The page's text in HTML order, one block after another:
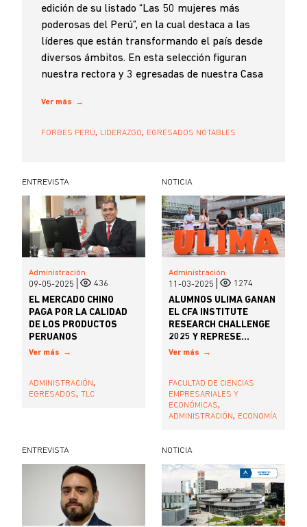
edición de su listado “Las 50 mujeres más
poderosas del Perú”, en la cual destaca a las
líderes que están transformando el país desde
diversos ámbitos. En esta selección figuran
nuestra rectora y 3 egresadas de nuestra Casa
Ver más
FORBES PERÚ, LIDERAZGO, EGRESADOS NOTABLES
ENTREVISTA
Administración
09-05-2025 436
EL MERCADO CHINO
PAGA POR LA CALIDAD
DE LOS PRODUCTOS
PERUANOS
Ver más
ADMINISTRACIÓN,
EGRESADOS, TLC
NOTICIA
Administración
11-03-2025 1274
ALUMNOS ULIMA GANAN
EL CFA INSTITUTE
RESEARCH CHALLENGE
2025 Y REPRESE...
Ver más
FACULTAD DE CIENCIAS
EMPRESARIALES Y
ECONÓMICAS,
ADMINISTRACIÓN, ECONOMÍA
ENTREVISTA NOTICIA